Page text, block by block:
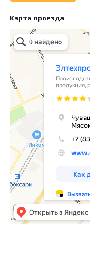
Карта проезда